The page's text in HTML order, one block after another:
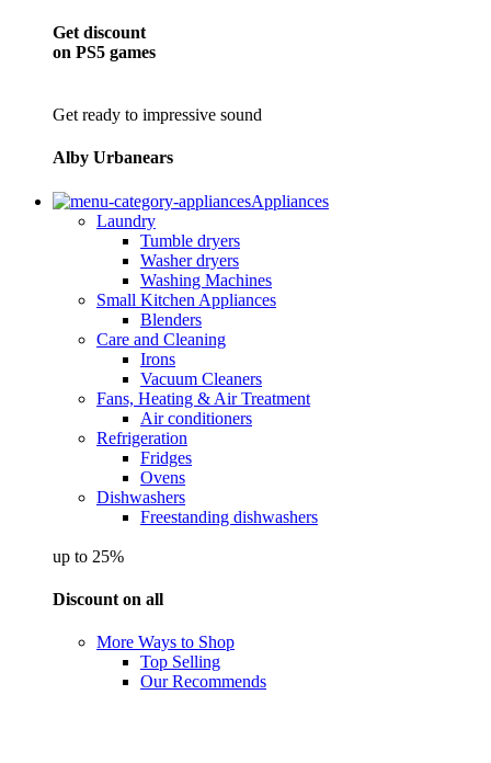
Get discount
on PS5 games
Get ready to impressive sound
Alby Urbanears
Appliances
Laundry
Tumble dryers
Washer dryers
Washing Machines
Small Kitchen Appliances
Blenders
Care and Cleaning
Irons
Vacuum Cleaners
Fans, Heating & Air Treatment
Air conditioners
Refrigeration
Fridges
Ovens
Dishwashers
Freestanding dishwashers
up to 25%
Discount on all
More Ways to Shop
Top Selling
Our Recommends